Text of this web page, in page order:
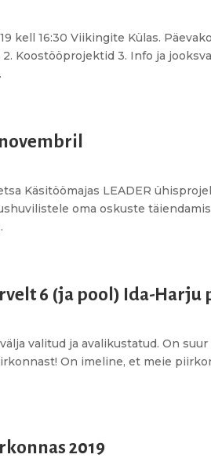
kell 16:30 Viikingite Külas.
Koostööprojektid 3. Info ja
Käsitöömajas LEADER
oma oskuste
6 (ja pool) Ida-
valitud ja avalikustatud. On
On imeline, et meie
2019